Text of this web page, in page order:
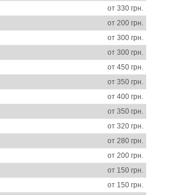
от 330 грн.
от 200 грн.
от 300 грн.
от 300 грн.
от 450 грн.
от 350 грн.
от 400 грн.
от 350 грн.
от 320 грн.
от 280 грн.
от 200 грн.
от 150 грн.
от 150 грн.